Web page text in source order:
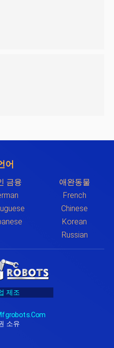
어
금융
애완동물
French
Chinese
Korean
Russian
제조
소유